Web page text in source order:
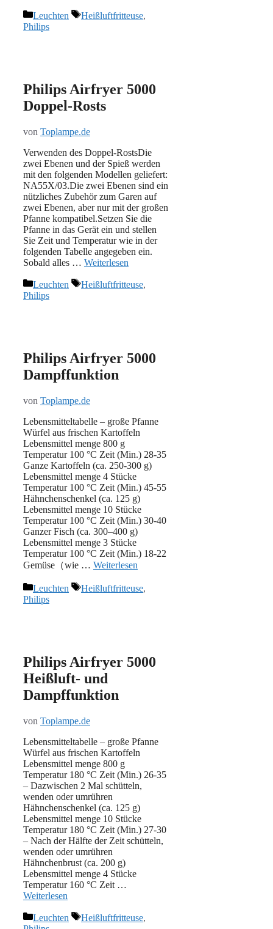
Kategorien
Leuchten Schlagwörter
Heißluftfritteuse,
Philips
Philips Airfryer 5000
Doppel-Rosts
von Toplampe.de
Verwenden des Doppel-RostsDie
zwei Ebenen und der Spieß werden
mit den folgenden Modellen geliefert:
NA55X/03.Die zwei Ebenen sind ein
nützliches Zubehör zum Garen auf
zwei Ebenen, aber nur mit der großen
Pfanne kompatibel.Setzen Sie die
Pfanne in das Gerät ein und stellen
Sie Zeit und Temperatur wie in der
folgenden Tabelle angegeben ein.
Sobald alles … Weiterlesen
Kategorien
Leuchten Schlagwörter
Heißluftfritteuse,
Philips
Philips Airfryer 5000
Dampffunktion
von Toplampe.de
Lebensmitteltabelle – große Pfanne
Würfel aus frischen Kartoffeln
Lebensmittel menge 800 g
Temperatur 100 °C Zeit (Min.) 28-35
Ganze Kartoffeln (ca. 250-300 g)
Lebensmittel menge 4 Stücke
Temperatur 100 °C Zeit (Min.) 45-55
Hähnchenschenkel (ca. 125 g)
Lebensmittel menge 10 Stücke
Temperatur 100 °C Zeit (Min.) 30-40
Ganzer Fisch (ca. 300–400 g)
Lebensmittel menge 3 Stücke
Temperatur 100 °C Zeit (Min.) 18-22
Gemüse（wie … Weiterlesen
Kategorien
Leuchten Schlagwörter
Heißluftfritteuse,
Philips
Philips Airfryer 5000
Heißluft- und
Dampffunktion
von Toplampe.de
Lebensmitteltabelle – große Pfanne
Würfel aus frischen Kartoffeln
Lebensmittel menge 800 g
Temperatur 180 °C Zeit (Min.) 26-35
– Dazwischen 2 Mal schütteln,
wenden oder umrühren
Hähnchenschenkel (ca. 125 g)
Lebensmittel menge 10 Stücke
Temperatur 180 °C Zeit (Min.) 27-30
– Nach der Hälfte der Zeit schütteln,
wenden oder umrühren
Hähnchenbrust (ca. 200 g)
Lebensmittel menge 4 Stücke
Temperatur 160 °C Zeit …
Weiterlesen
Kategorien
Leuchten Schlagwörter
Heißluftfritteuse,